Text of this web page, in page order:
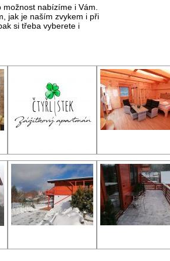
nabízíme i Vám.
jak je naším zvykem i při
si třeba vyberete i